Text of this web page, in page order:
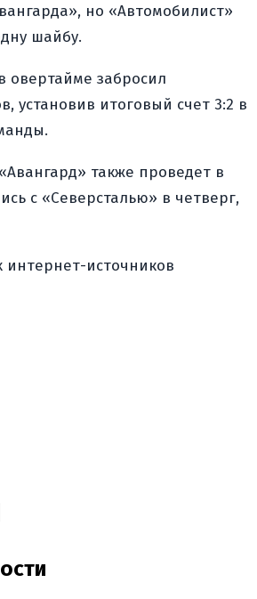
но «Автомобилист»
шайбу.
овертайме забросил
установив итоговый счет 3:2 в
также проведет в
с «Северсталью» в четверг,
источников